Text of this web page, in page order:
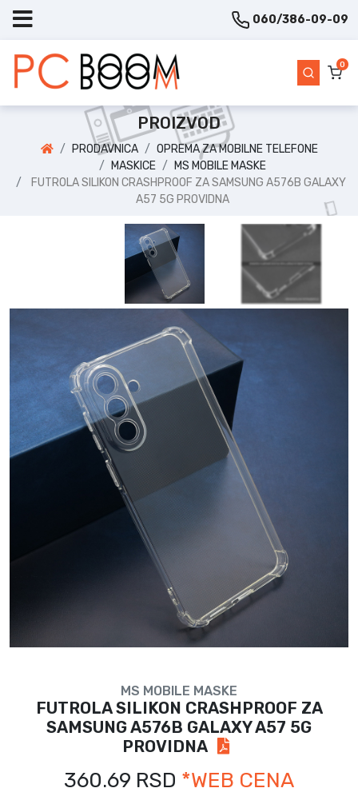
060/386-09-09
0
PROIZVOD
PRODAVNICA
OPREMA ZA MOBILNE TELEFONE
MASKICE
MS MOBILE MASKE
FUTROLA SILIKON CRASHPROOF ZA SAMSUNG A576B GALAXY
A57 5G PROVIDNA
MS MOBILE MASKE
FUTROLA SILIKON CRASHPROOF ZA
SAMSUNG A576B GALAXY A57 5G
PROVIDNA
360.69 RSD *WEB CENA